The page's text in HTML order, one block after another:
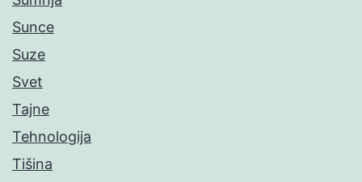
Sunce
Suze
Svet
Tajne
Tehnologija
Tišina